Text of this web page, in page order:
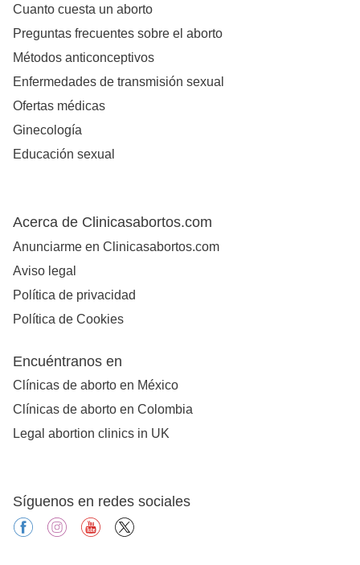
Cuanto cuesta un aborto
Preguntas frecuentes sobre el aborto
Métodos anticonceptivos
Enfermedades de transmisión sexual
Ofertas médicas
Ginecología
Educación sexual
Acerca de Clinicasabortos.com
Anunciarme en Clinicasabortos.com
Aviso legal
Política de privacidad
Política de Cookies
Encuéntranos en
Clínicas de aborto en México
Clínicas de aborto en Colombia
Legal abortion clinics in UK
Síguenos en redes sociales
facebookinstagramyoutube